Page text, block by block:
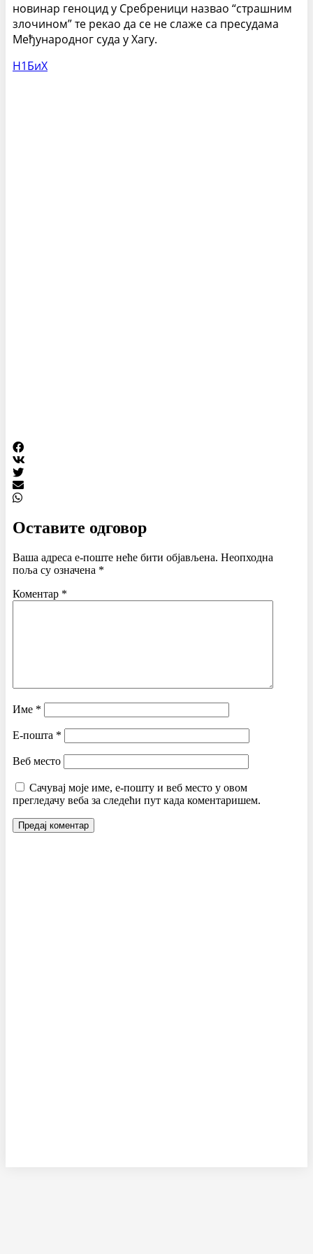
новинар геноцид у Сребреници назвао “страшним
злочином” те рекао да се не слаже са пресудама
Међународног суда у Хагу.
Н1БиХ
Оставите одговор
Ваша адреса е-поште неће бити објављена. Неопходна
поља су означена *
Коментар *
Име *
Е-пошта *
Веб место
Сачувај моје име, е-пошту и веб место у овом
прегледачу веба за следећи пут када коментаришем.